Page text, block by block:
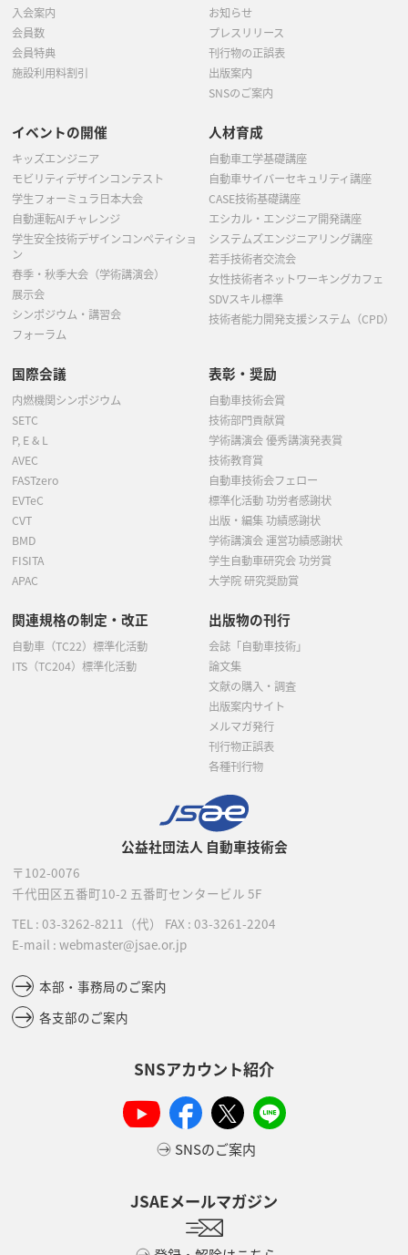
公益社団法人 自動車技術会
〒102-0076
千代田区五番町10-2 五番町センタービル 5F
TEL : 03-3262-8211 （代） FAX : 03-3261-2204
E-mail : webmaster@jsae.or.jp
本部・事務局のご案内
各支部のご案内
SNSアカウント紹介
SNSのご案内
JSAEメールマガジン
入会案内
会員数
会員特典
施設利用料割引
お知らせ
プレスリリース
刊行物の正誤表
出版案内
SNSのご案内
イベントの開催
キッズエンジニア
モビリティデザインコンテスト
学生フォーミュラ日本大会
自動運転AIチャレンジ
学生安全技術デザインコンペティショ
ン
春季・秋季大会（学術講演会）
展示会
シンポジウム・講習会
フォーラム
人材育成
自動車工学基礎講座
自動車サイバーセキュリティ講座
CASE技術基礎講座
エシカル・エンジニア開発講座
システムズエンジニアリング講座
若手技術者交流会
女性技術者ネットワーキングカフェ
SDVスキル標準
技術者能力開発支援システム（CPD）
国際会議
内燃機関シンポジウム
SETC
P, E & L
AVEC
FASTzero
EVTeC
CVT
BMD
FISITA
APAC
表彰・奨励
自動車技術会賞
技術部門貢献賞
学術講演会 優秀講演発表賞
技術教育賞
自動車技術会フェロー
標準化活動 功労者感謝状
出版・編集 功績感謝状
学術講演会 運営功績感謝状
学生自動車研究会 功労賞
大学院 研究奨励賞
関連規格の制定・改正
自動車（TC22）標準化活動
ITS（TC204）標準化活動
出版物の刊行
会誌「自動車技術」
論文集
文献の購入・調査
出版案内サイト
メルマガ発行
刊行物正誤表
各種刊行物